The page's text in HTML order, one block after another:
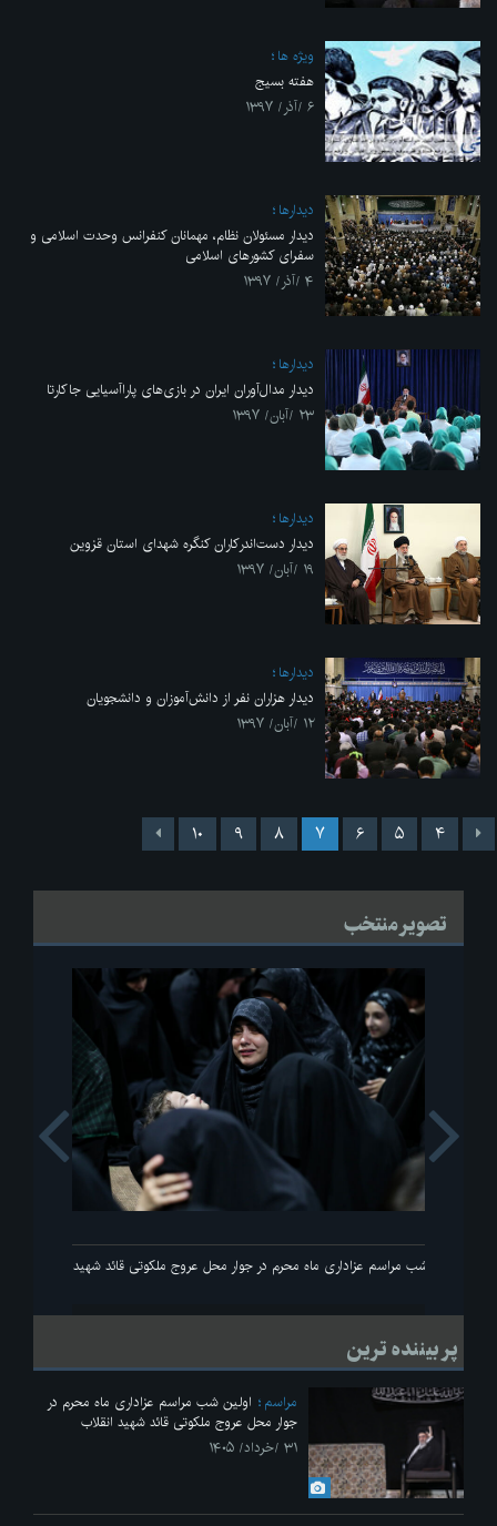
ویژه ها
هفته بسیج
۶ /آذر/ ۱۳۹۷
ديدارها
دیدار مسئولان نظام، مهمانان کنفرانس وحدت اسلامی و
سفرای کشورهای اسلامی
۴ /آذر/ ۱۳۹۷
ديدارها
دیدار مدال‌آوران ایران در بازی‌های پاراآسیایی جاکارتا
۲۳ /آبان/ ۱۳۹۷
ديدارها
دیدار دست‌اندرکاران کنگره شهدای استان قزوین
۱۹ /آبان/ ۱۳۹۷
ديدارها
دیدار هزاران نفر از دانش‌آموزان و دانشجویان
۱۲ /آبان/ ۱۳۹۷
۴ ۵ ۶ ۷ ۸ ۹ ۱۰
تصویر منتخب
اولین شب مراسم عزاداری ماه محرم در جوار محل عروج ملکوتی قائد شهید انقلاب
Next
پر بیننده ترین
مراسم
اولین شب مراسم عزاداری ماه محرم در
جوار محل عروج ملکوتی قائد شهید انقلاب
۳۱ /خرداد/ ۱۴۰۵